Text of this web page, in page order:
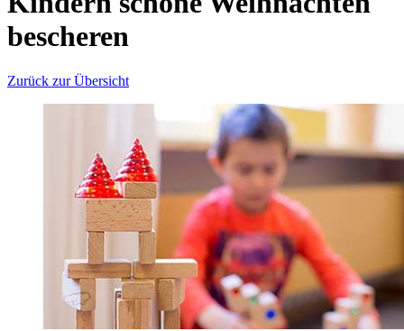
bescheren
Zurück zur Übersicht